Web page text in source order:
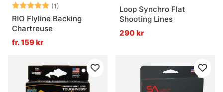
Betyg: (1)
5.0 utav 5 stjärnor
RIO Flyline Backing
Chartreuse
fr. 159 kr
Loop Synchro Flat
Shooting Lines
290 kr